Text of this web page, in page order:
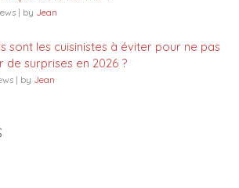
| by Jean
sont les cuisinistes à éviter pour ne pas
de surprises en 2026 ?
| by Jean